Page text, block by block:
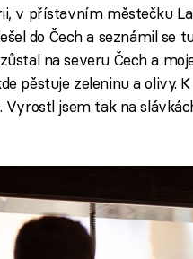
v přístavním městečku
do Čech a seznámil se
na severu Čech a
pěstuje zeleninu a olivy.
Vyrostl jsem tak na